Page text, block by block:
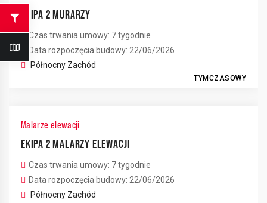
EKIPA 2 MURARZY
Czas trwania umowy: 7 tygodnie
Data rozpoczęcia budowy: 22/06/2026
Północny Zachód
TYMCZASOWY
Malarze elewacji
EKIPA 2 MALARZY ELEWACJI
Czas trwania umowy: 7 tygodnie
Data rozpoczęcia budowy: 22/06/2026
Północny Zachód
2